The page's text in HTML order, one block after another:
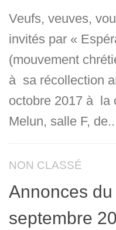
Veufs, veuves,
invités par «
(mouvement
à sa récollection
octobre 2017 à la
Melun, salle F,
NON CLASSÉ
Annonces
septembre